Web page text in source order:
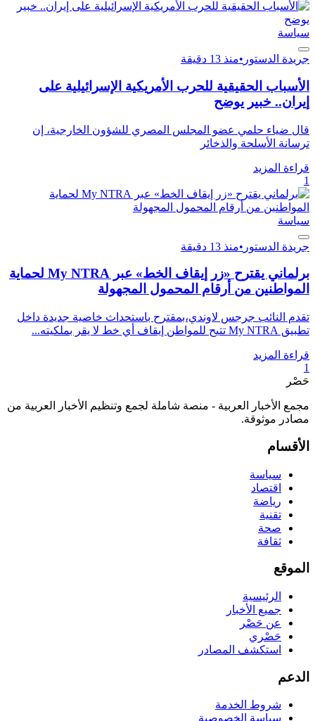
سياسة
جريدة الدستور •منذ 13 دقيقة
الأسباب الحقيقية للحرب الأمريكية الإسرائيلية على
إيران.. خبير يوضح
قال ضياء حلمي عضو المجلس المصري للشؤون الخارجية، إن
ترسانة الأسلحة والذخائر
قراءة المزيد
1
سياسة
جريدة الدستور •منذ 13 دقيقة
برلماني يقترح «زر إيقاف الخط» عبر My NTRA لحماية
المواطنين من أرقام المحمول المجهولة
تقدم النائب جرجس لاوندي،بمقترح باستحداث خاصية جديدة داخل
تطبيق My NTRA تتيح للمواطن إيقاف أي خط لا يقر بملكيته...
قراءة المزيد
1
حَصْر
مجمع الأخبار العربية - منصة شاملة لجمع وتنظيم الأخبار العربية من
مصادر موثوقة.
الأقسام
سياسة
اقتصاد
رياضة
تقنية
صحة
ثقافة
الموقع
الرئيسية
جميع الأخبار
عن حَصْر
حَصْري
استكشف المصادر
الدعم
شروط الخدمة
سياسة الخصوصية